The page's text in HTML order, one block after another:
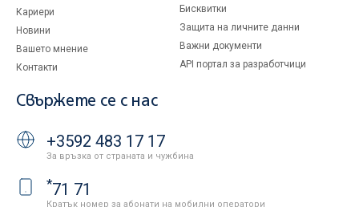
Кариери
Новини
Вашето мнение
Контакти
Бисквитки
Защита на личните данни
Важни документи
API портал за разработчици
Свържете се с нас
+3592 483 17 17
За връзка от страната и чужбина
*71 71
Кратък номер за абонати на мобилни оператори